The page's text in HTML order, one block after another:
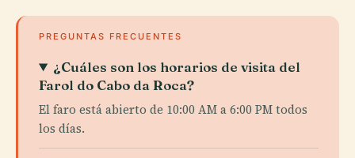
PREGUNTAS FRECUENTES
¿Cuáles son los horarios de visita del
Farol do Cabo da Roca?
El faro está abierto de 10:00 AM a 6:00 PM todos
los días.